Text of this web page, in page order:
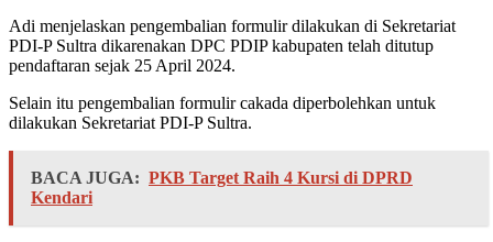
Adi menjelaskan pengembalian formulir dilakukan di Sekretariat
PDI-P Sultra dikarenakan DPC PDIP kabupaten telah ditutup
pendaftaran sejak 25 April 2024.
Selain itu pengembalian formulir cakada diperbolehkan untuk
dilakukan Sekretariat PDI-P Sultra.
BACA JUGA: PKB Target Raih 4 Kursi di DPRD
Kendari